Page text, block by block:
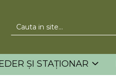
ȘI STAȚIONAR